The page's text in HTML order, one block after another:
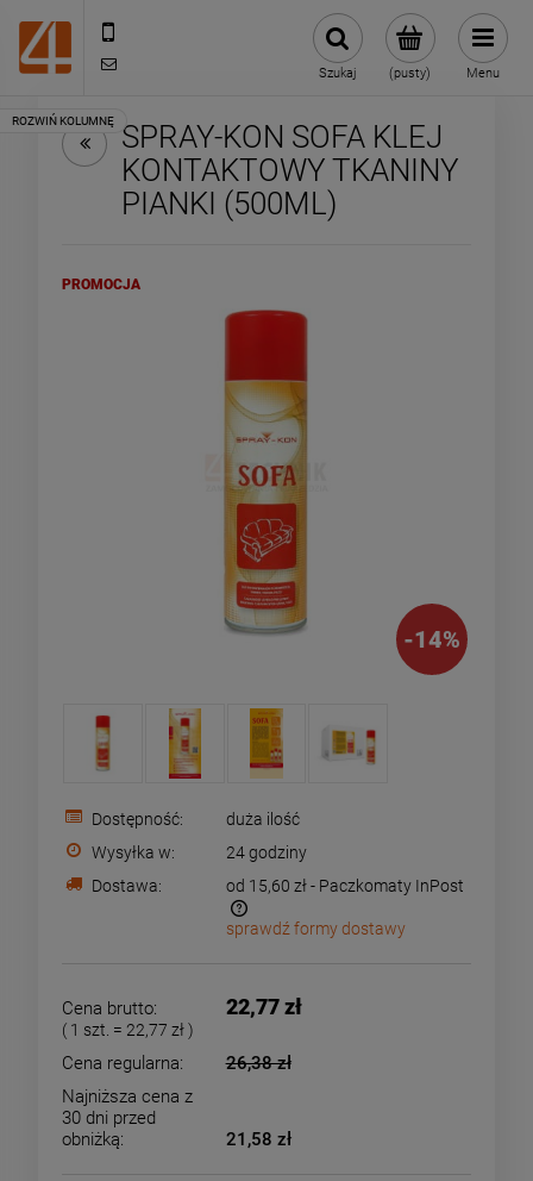
(pusty)
Szukaj Menu
SPRAY-KON SOFA KLEJ
KONTAKTOWY TKANINY
PIANKI (500ML)
PROMOCJA
-14%
Dostępność:
duża ilość
Wysyłka w:
24 godziny
Dostawa:
od 15,60 zł - Paczkomaty InPost
Cena nie zawiera ewentualnych kosztów płatności
sprawdź formy dostawy
Cena brutto: 22,77 zł
( 1 szt. = 22,77 zł)
Cena regularna:
26,38 zł
Najniższa cena z
30 dni przed
obniżką:
21,58 zł